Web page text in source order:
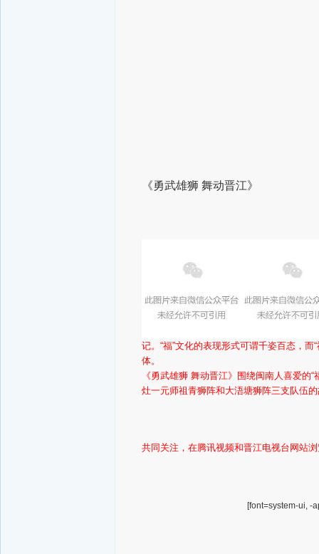
《勇武雄狮 舞动晋江》
记。“福”文化的表现形式可谓千姿百态，
体。
《勇武雄狮 舞动晋江》围绕闽南人喜爱
灶一元师祖青狮阵和大浯塘狮阵三支队伍
共同关注，在腾讯视频和晋江电视台网站
[font=system-ui, -